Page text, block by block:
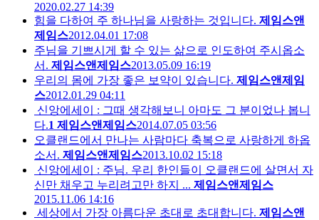
2020.02.27 14:39
힘을 다하여 주 하나님을 사랑하는 것입니다. 제임스앤
제임스2012.04.01 17:08
주님을 기쁘시게 할 수 있는 삶으로 인도하여 주시옵소
서. 제임스앤제임스2013.05.09 16:19
우리의 몸에 가장 좋은 보약이 있습니다. 제임스앤제임
스2012.01.29 04:11
신앙에세이 : 그때 생각해보니 아마도 그 분이었나 봅니
다.1 제임스앤제임스2014.07.05 03:56
오클랜드에서 만나는 사람마다 축복으로 사랑하게 하옵
소서. 제임스앤제임스2013.10.02 15:18
신앙에세이 : 주님. 우리 한인들이 오클랜드에 살면서 자
신만 채우고 누리려고만 하지 ... 제임스앤제임스
2015.11.06 14:16
세상에서 가장 아름다운 초대로 초대합니다. 제임스앤